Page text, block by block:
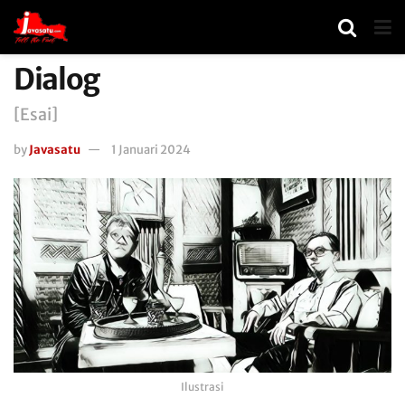
Dialog
[Esai]
byJavasatu 1 Januari 2024
Ilustrasi